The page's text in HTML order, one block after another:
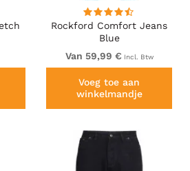
Rockford Comfort Jeans
Blue
Van 59,99 € Incl. Btw
Voeg toe aan
winkelmandje